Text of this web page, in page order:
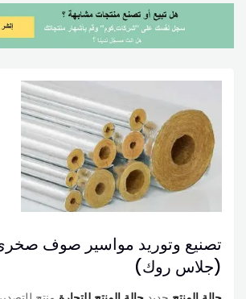
تصنيع وتوريد مواسير صوف
(جلاس روك)